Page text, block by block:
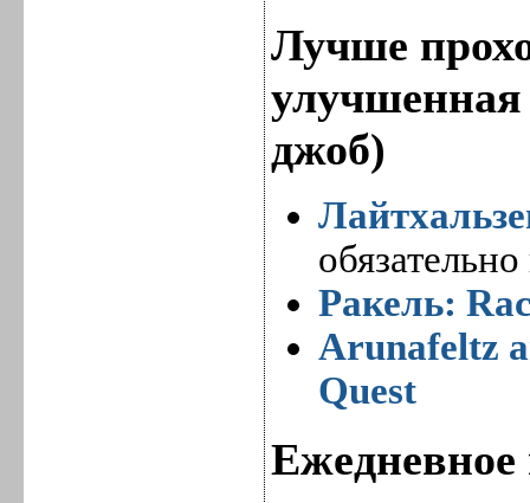
Лучше
джоб)
Ракель:
Arunafeltz
Quest
Ежедневное